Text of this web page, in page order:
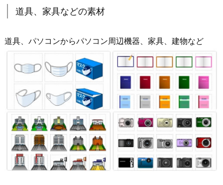
道具、家具などの素材
道具、パソコンからパソコン周辺機器、家具、建物など